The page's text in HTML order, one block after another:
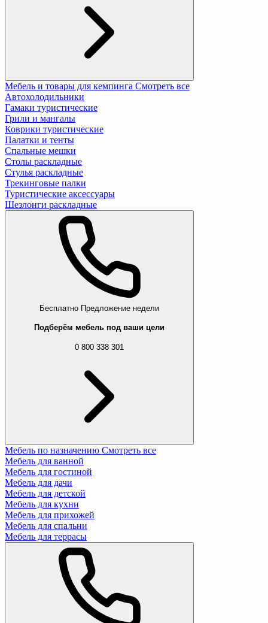
Мебель и товары для кемпинга Смотреть все
Автохолодильники
Гамаки туристические
Грили и мангалы
Коврики туристические
Палатки и тенты
Спальные мешки
Столы раскладные
Стулья раскладные
Трекинговые палки
Туристические аксессуары
Шезлонги раскладные
Бесплатно Предложение недели
Подберём мебель под ваши цели
0 800 338 301
Мебель по назначению Смотреть все
Мебель для ванной
Мебель для гостиной
Мебель для дачи
Мебель для детской
Мебель для кухни
Мебель для прихожей
Мебель для спальни
Мебель для террасы